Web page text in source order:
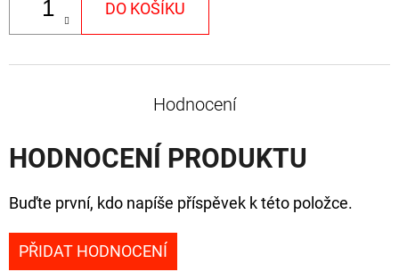
DO KOŠÍKU
Hodnocení
HODNOCENÍ PRODUKTU
Buďte první, kdo napíše příspěvek k této položce.
PŘIDAT HODNOCENÍ